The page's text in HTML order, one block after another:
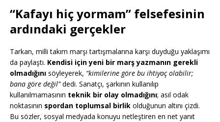
“Kafayı hiç yormam” felsefesinin
ardındaki gerçekler
Tarkan, milli takım marşı tartışmalarına karşı duyduğu yaklaşımı
da paylaştı. Kendisi için yeni bir marş yazmanın gerekli
olmadığını söyleyerek, “kimilerine göre bu ihtiyaç olabilir;
bana göre değil”dedi. Sanatçı, şarkının kullanılıp
kullanılmamasının teknik bir olay olmadığını; asıl odak
noktasının spordan toplumsal birlik olduğunun altını çizdi.
Bu sözler, sosyal medyada konuyu netleştiren en net yanıt